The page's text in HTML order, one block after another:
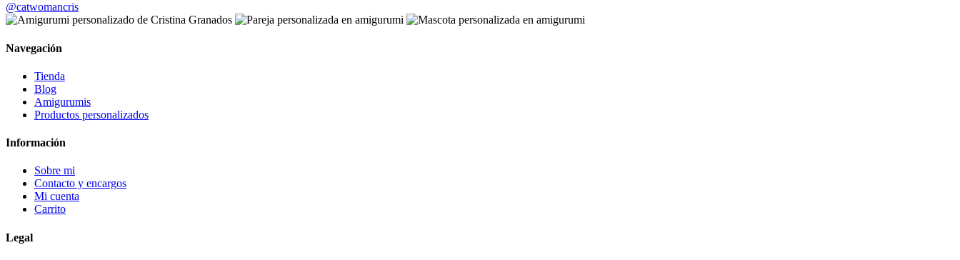
@catwomancris
Navegación
Tienda
Blog
Amigurumis
Productos personalizados
Información
Sobre mi
Contacto y encargos
Mi cuenta
Carrito
Legal